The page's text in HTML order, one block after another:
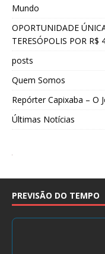
Mundo
OPORTUNIDADE
TERESÓPOLIS POR R$
posts
Quem Somos
Repórter Capixaba – O
Últimas Notícias
PREVISÃO DO TEMPO